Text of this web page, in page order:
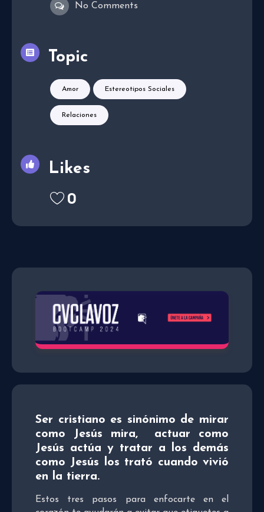
Ser cristiano es sinónimo de mirar
como Jesús mira, actuar como
Jesús actúa y tratar a los demás
como Jesús los trató cuando vivió
en la tierra.
Estos tres pasos para enfocarte en el
No Comments
Topic
Amor Estereotipos Sociales
Relaciones
Likes
0